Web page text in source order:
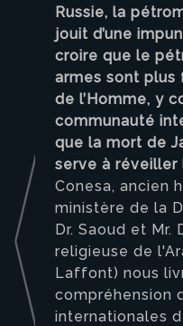
Russie, la
jouit d’une
croire que le
armes sont
de l’Homme, y
communauté
que la mort de
serve à réveiller
Conesa, ancien
ministère de la
Dr. Saoud et Mr.
religieuse de
Laffont) nous
compréhension
internationales